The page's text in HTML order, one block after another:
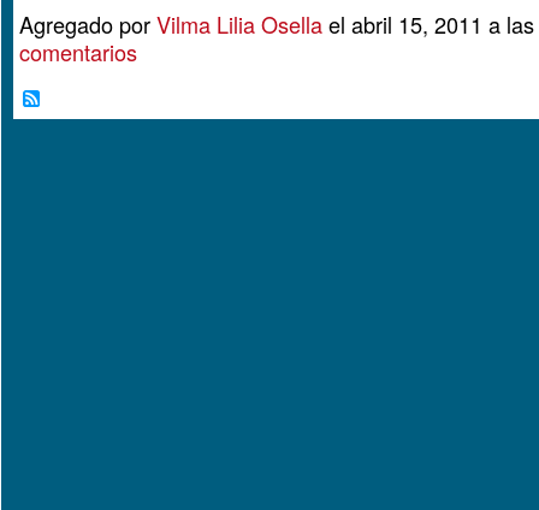
Agregado porVilma Lilia Osellael abril 15, 2011 a
comentarios